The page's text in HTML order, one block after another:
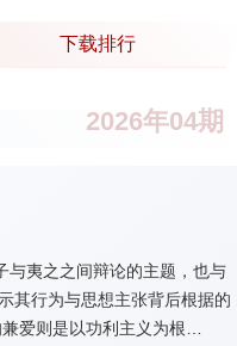
下载排行
2026年04期
与夷之之间辩论的主题，也与
其行为与思想主张背后根据的
爱则是以功利主义为根